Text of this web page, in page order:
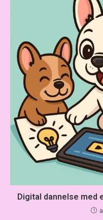
Digital dannelse med